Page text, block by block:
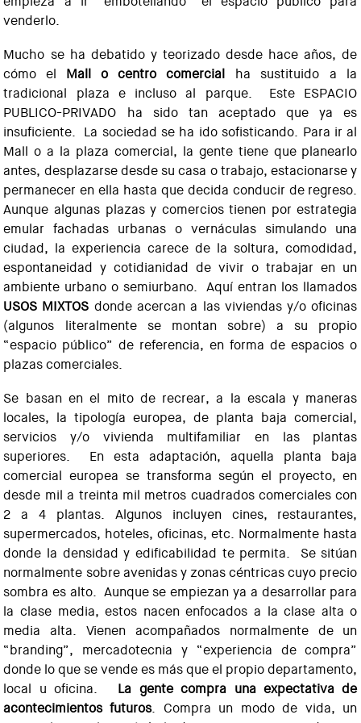
venderlo.
Mucho se ha debatido y teorizado desde hace años, de
cómo el Mall o centro comercial ha sustituido a la
tradicional plaza e incluso al parque. Este ESPACIO
PUBLICO-PRIVADO ha sido tan aceptado que ya es
insuficiente. La sociedad se ha ido sofisticando. Para ir al
Mall o a la plaza comercial, la gente tiene que planearlo
antes, desplazarse desde su casa o trabajo, estacionarse y
permanecer en ella hasta que decida conducir de regreso.
Aunque algunas plazas y comercios tienen por estrategia
emular fachadas urbanas o vernáculas simulando una
ciudad, la experiencia carece de la soltura, comodidad,
espontaneidad y cotidianidad de vivir o trabajar en un
ambiente urbano o semiurbano. Aquí entran los llamados
USOS MIXTOS donde acercan a las viviendas y/o oficinas
(algunos literalmente se montan sobre) a su propio
“espacio público” de referencia, en forma de espacios o
plazas comerciales.
Se basan en el mito de recrear, a la escala y maneras
locales, la tipología europea, de planta baja comercial,
servicios y/o vivienda multifamiliar en las plantas
superiores. En esta adaptación, aquella planta baja
comercial europea se transforma según el proyecto, en
desde mil a treinta mil metros cuadrados comerciales con
2 a 4 plantas. Algunos incluyen cines, restaurantes,
supermercados, hoteles, oficinas, etc. Normalmente hasta
donde la densidad y edificabilidad te permita. Se sitúan
normalmente sobre avenidas y zonas céntricas cuyo precio
sombra es alto. Aunque se empiezan ya a desarrollar para
la clase media, estos nacen enfocados a la clase alta o
media alta. Vienen acompañados normalmente de un
“branding”, mercadotecnia y “experiencia de compra”
donde lo que se vende es más que el propio departamento,
local u oficina. La gente compra una expectativa de
acontecimientos futuros. Compra un modo de vida, un